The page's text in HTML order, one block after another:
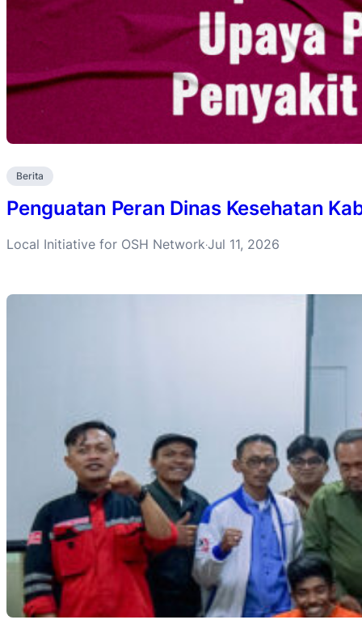
Berita
Penguatan Peran Dinas Kesehatan
Local Initiative for OSH Network·Jul 11, 2026